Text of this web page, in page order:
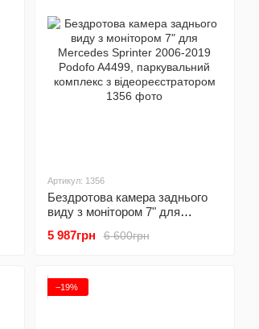
Артикул: 1356
Бездротова камера заднього
виду з монітором 7" для
Podofo A4499, паркувальний
6 600грн
5 987грн
−19%